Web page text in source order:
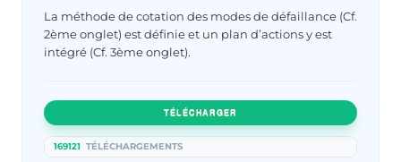
La méthode de cotation des modes de défaillance (Cf.
2ème onglet) est définie et un plan d’actions y est
intégré (Cf. 3ème onglet).
TÉLÉCHARGER
169121 TÉLÉCHARGEMENTS